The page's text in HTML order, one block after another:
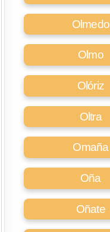
Olmedo
Olmo
Olóriz
Oltra
Omaña
Oña
Oñate